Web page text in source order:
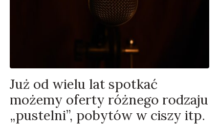
Już od wielu lat spotkać
możemy oferty różnego rodzaju
„pustelni”, pobytów w ciszy itp.